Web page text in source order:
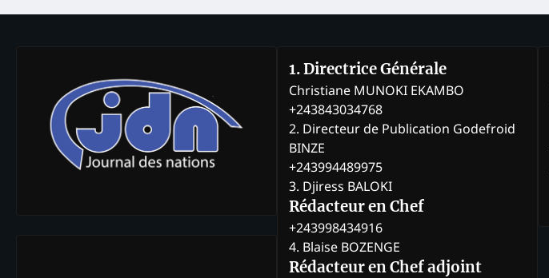
1. Directrice Générale
Christiane MUNOKI EKAMBO
+243843034768
2. Directeur de Publication Godefroid
BINZE
+243994489975
3. Djiress BALOKI
Rédacteur en Chef
+243998434916
4. Blaise BOZENGE
Rédacteur en Chef adjoint